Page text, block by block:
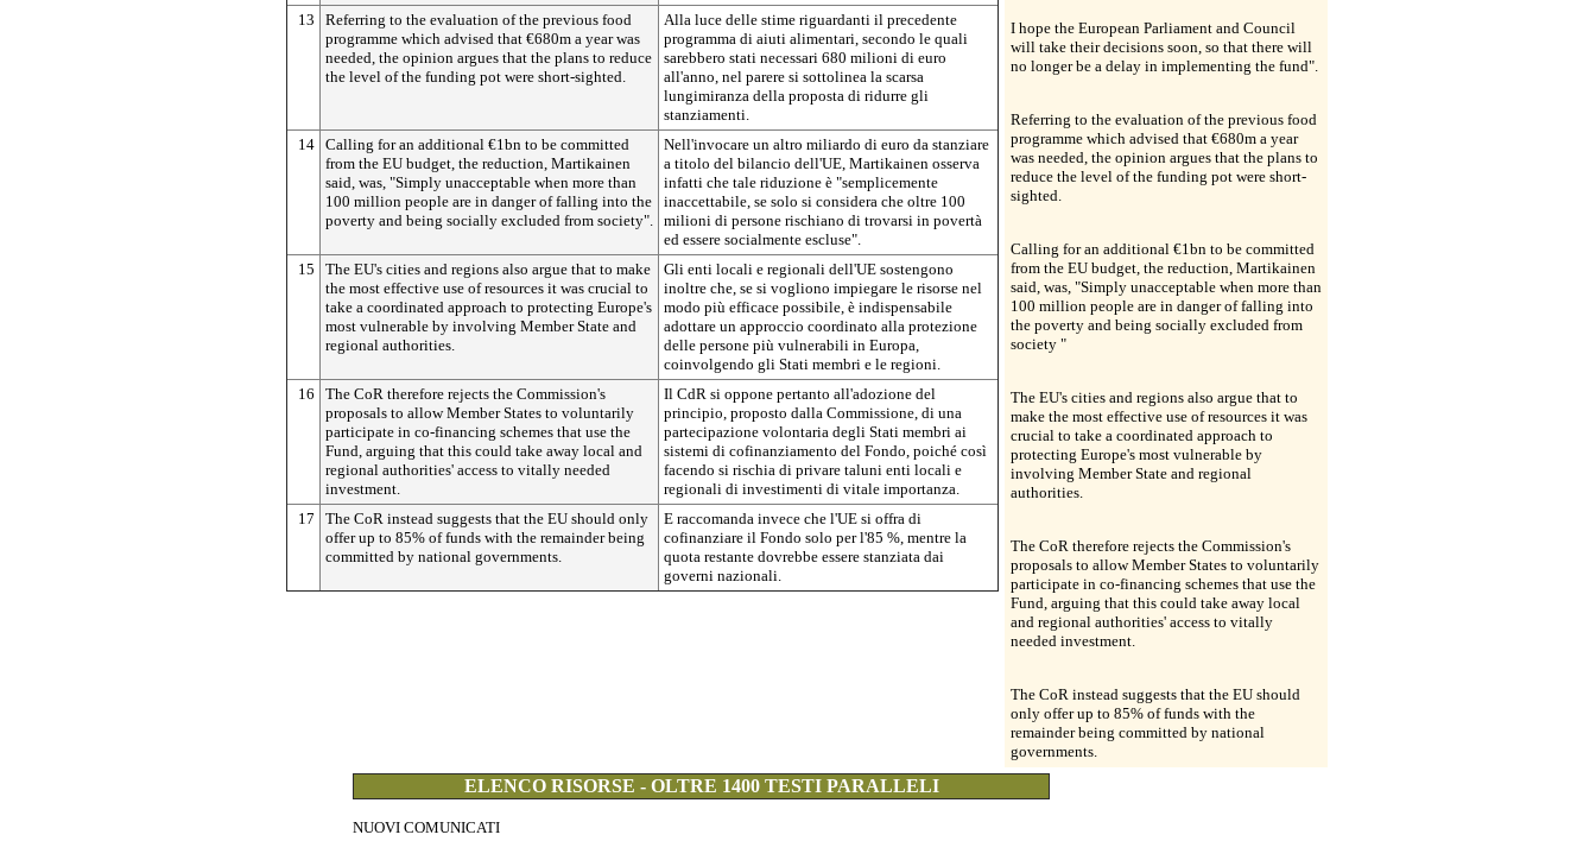
13
Referring to the evaluation of the previous food
programme which advised that €680m a year was
needed, the opinion argues that the plans to reduce
the level of the funding pot were short-sighted.
Alla luce delle stime riguardanti il precedente
programma di aiuti alimentari, secondo le quali
sarebbero stati necessari 680 milioni di euro
all'anno, nel parere si sottolinea la scarsa
lungimiranza della proposta di ridurre gli
stanziamenti.
14 Calling for an additional €1bn to be committed
from the EU budget, the reduction, Martikainen
said, was, "Simply unacceptable when more than
100 million people are in danger of falling into the
poverty and being socially excluded from society".
Nell'invocare un altro miliardo di euro da stanziare
a titolo del bilancio dell'UE, Martikainen osserva
infatti che tale riduzione è "semplicemente
inaccettabile, se solo si considera che oltre 100
milioni di persone rischiano di trovarsi in povertà
ed essere socialmente escluse".
15
The EU's cities and regions also argue that to make
the most effective use of resources it was crucial to
take a coordinated approach to protecting Europe's
most vulnerable by involving Member State and
regional authorities.
Gli enti locali e regionali dell'UE sostengono
inoltre che, se si vogliono impiegare le risorse nel
modo più efficace possibile, è indispensabile
adottare un approccio coordinato alla protezione
delle persone più vulnerabili in Europa,
coinvolgendo gli Stati membri e le regioni.
16
The CoR therefore rejects the Commission's
proposals to allow Member States to voluntarily
participate in co-financing schemes that use the
Fund, arguing that this could take away local and
regional authorities' access to vitally needed
investment.
Il CdR si oppone pertanto all'adozione del
principio, proposto dalla Commissione, di una
partecipazione volontaria degli Stati membri ai
sistemi di cofinanziamento del Fondo, poiché così
facendo si rischia di privare taluni enti locali e
regionali di investimenti di vitale importanza.
17
The CoR instead suggests that the EU should only
offer up to 85% of funds with the remainder being
committed by national governments.
E raccomanda invece che l'UE si offra di
cofinanziare il Fondo solo per l'85 %, mentre la
quota restante dovrebbe essere stanziata dai
governi nazionali.
I hope the European Parliament and Council
will take their decisions soon, so that there will
no longer be a delay in implementing the fund".
Referring to the evaluation of the previous food
programme which advised that €680m a year
was needed, the opinion argues that the plans to
reduce the level of the funding pot were short-
sighted.
Calling for an additional €1bn to be committed
from the EU budget, the reduction, Martikainen
said, was, "Simply unacceptable when more than
100 million people are in danger of falling into
the poverty and being socially excluded from
society "
The EU's cities and regions also argue that to
make the most effective use of resources it was
crucial to take a coordinated approach to
protecting Europe's most vulnerable by
involving Member State and regional
authorities.
The CoR therefore rejects the Commission's
proposals to allow Member States to voluntarily
participate in co-financing schemes that use the
Fund, arguing that this could take away local
and regional authorities' access to vitally
needed investment.
The CoR instead suggests that the EU should
only offer up to 85% of funds with the
remainder being committed by national
governments.
ELENCO RISORSE - OLTRE 1400 TESTI PARALLELI
NUOVI COMUNICATI